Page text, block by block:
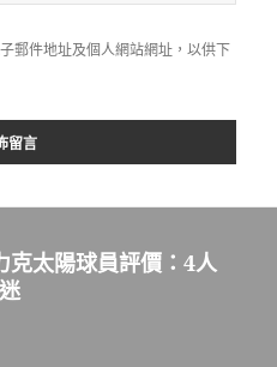
郵件地址及個人網站網址，以供下
克太陽球員評價：4人